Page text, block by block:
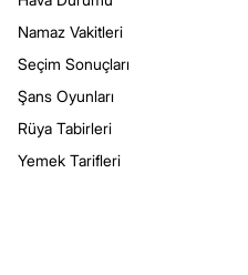
Namaz Vakitleri
Seçim Sonuçları
Şans Oyunları
Rüya Tabirleri
Yemek Tarifleri